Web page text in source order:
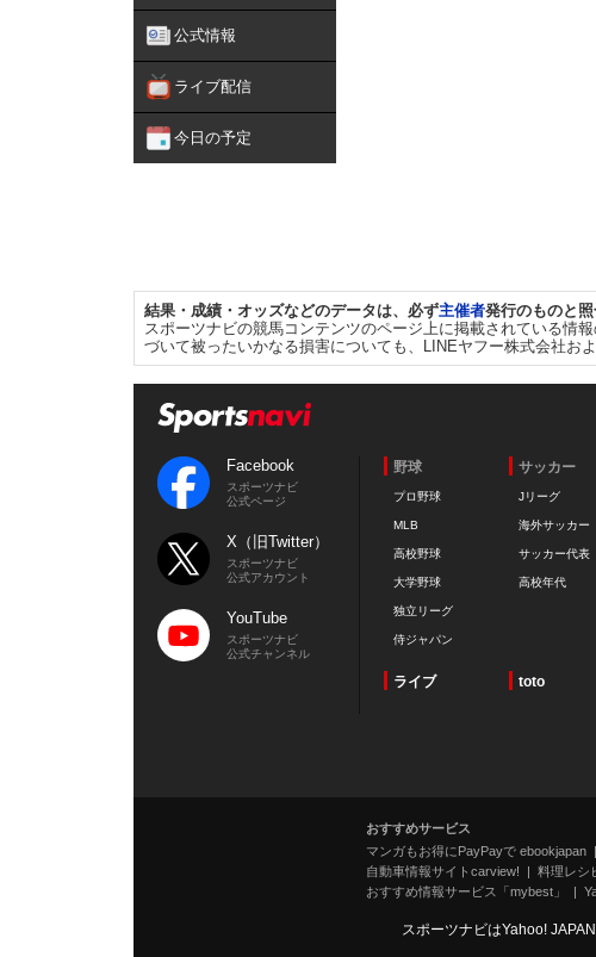
公式情報
ライブ配信
今日の予定
結果・成績・オッズなどのデータは、必ず主催者発行のものと照
スポーツナビの競馬コンテンツのページ上に掲載されている情
づいて被ったいかなる損害についても、LINEヤフー株式会社お
Facebook
スポーツナビ
公式ページ
X（旧Twitter）
スポーツナビ
公式アカウント
YouTube
スポーツナビ
公式チャンネル
野球
プロ野球
MLB
高校野球
大学野球
独立リーグ
侍ジャパン
サッカー
Jリーグ
海外サッカー
サッカー代表
高校年代
ライブ toto
おすすめサービス
マンガもお得にPayPayで ebookjapan
自動車情報サイトcarview!
料理レシ
おすすめ情報サービス「mybest」
スポーツナビはYahoo!